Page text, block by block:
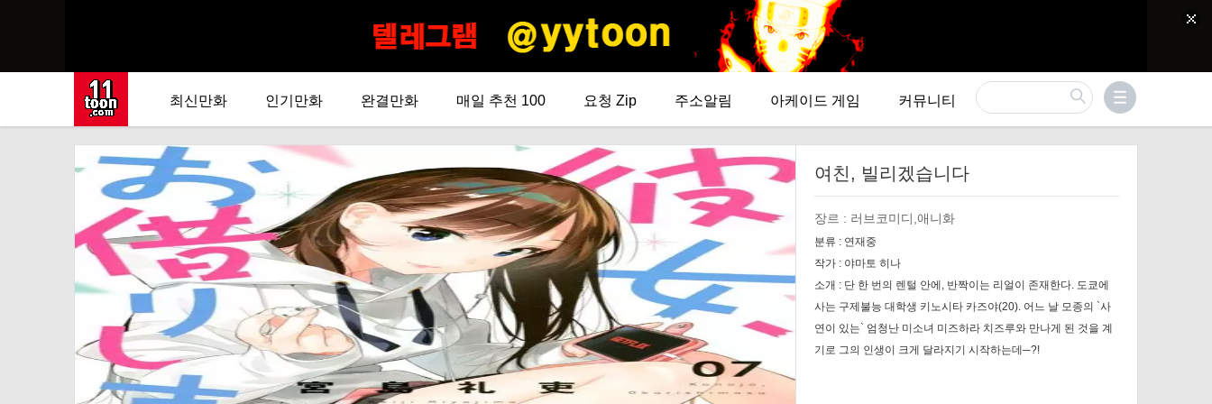
최신만화 인기만화 완결만화 매일 추천 100 요청 Zip 주소알림 아케이드 게임 커뮤니티
여친, 빌리겠습니다
장르 : 러브코미디,애니화
분류 : 연재중
작가 : 야마토 히나
소개 : 단 한 번의 렌털 안에, 반짝이는 리얼이 존재한다. 도쿄에
사는 구제불능 대학생 키노시타 카즈야(20). 어느 날 모종의 `사
연이 있는` 엄청난 미소녀 미즈하라 치즈루와 만나게 된 것을 계
기로 그의 인생이 크게 달라지기 시작하는데─?!